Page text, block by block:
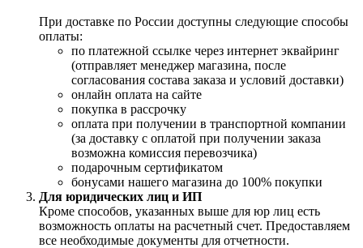
При доставке по России доступны следующие способы
оплаты:
по платежной ссылке через интернет эквайринг
(отправляет менеджер магазина, после
согласования состава заказа и условий доставки)
онлайн оплата на сайте
покупка в рассрочку
оплата при получении в транспортной компании
(за доставку с оплатой при получении заказа
возможна комиссия перевозчика)
подарочным сертификатом
бонусами нашего магазина до 100% покупки
Для юридических лиц и ИП
Кроме способов, указанных выше для юр лиц есть
возможность оплаты на расчетный счет. Предоставляем
все необходимые документы для отчетности.